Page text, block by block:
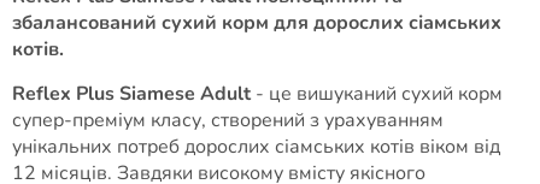
збалансований сухий корм для дорослих сіамських
котів.
Reflex Plus Siamese Adult - це вишуканий сухий корм
супер-преміум класу, створений з урахуванням
унікальних потреб дорослих сіамських котів віком від
12 місяців. Завдяки високому вмісту якісного